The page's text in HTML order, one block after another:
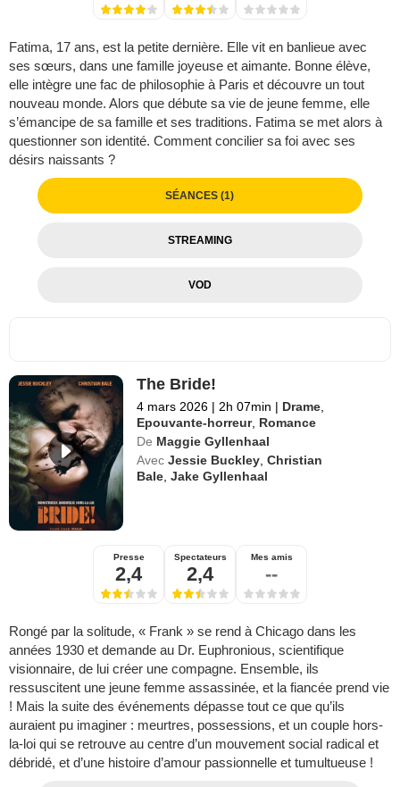
Fatima, 17 ans, est la petite dernière. Elle vit en banlieue avec
ses sœurs, dans une famille joyeuse et aimante. Bonne élève,
elle intègre une fac de philosophie à Paris et découvre un tout
nouveau monde. Alors que débute sa vie de jeune femme, elle
s’émancipe de sa famille et ses traditions. Fatima se met alors à
questionner son identité. Comment concilier sa foi avec ses
désirs naissants ?
SÉANCES (1)
STREAMING
VOD
The Bride!
4 mars 2026 | 2h 07min | Drame
Epouvante-horreur, Romance
De Maggie Gyllenhaal
Avec Jessie Buckley ,Christian
Bale ,Jake Gyllenhaal
Presse
2,4
Spectateurs
2,4
Mes amis
--
Rongé par la solitude, « Frank » se rend à Chicago dans les
années 1930 et demande au Dr. Euphronious, scientifique
visionnaire, de lui créer une compagne. Ensemble, ils
ressuscitent une jeune femme assassinée, et la fiancée prend vie
! Mais la suite des événements dépasse tout ce que qu’ils
auraient pu imaginer : meurtres, possessions, et un couple hors-
la-loi qui se retrouve au centre d’un mouvement social radical et
débridé, et d’une histoire d’amour passionnelle et tumultueuse !